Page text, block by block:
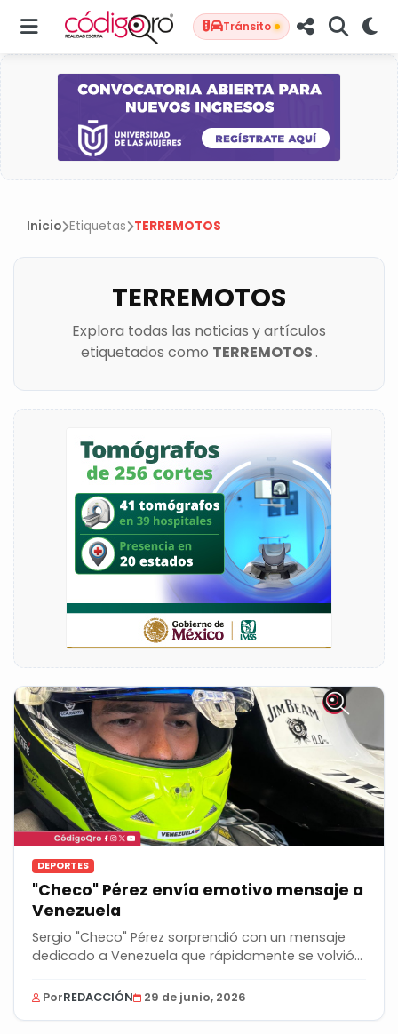
Tránsito
Inicio Etiquetas TERREMOTOS
TERREMOTOS
Explora todas las noticias y artículos
etiquetados como TERREMOTOS.
DEPORTES
"Checo" Pérez envía emotivo mensaje a
Venezuela
Sergio "Checo" Pérez sorprendió con un mensaje
dedicado a Venezuela que rápidamente se volvió...
PorREDACCIÓN 29 de junio, 2026